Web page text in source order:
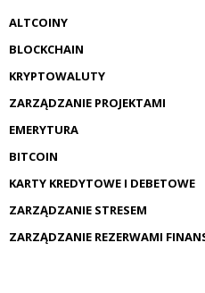
ALTCOINY
BLOCKCHAIN
KRYPTOWALUTY
ZARZĄDZANIE PROJEKTAMI
EMERYTURA
BITCOIN
KARTY KREDYTOWE I DEBETOWE
ZARZĄDZANIE STRESEM
ZARZĄDZANIE REZERWAMI